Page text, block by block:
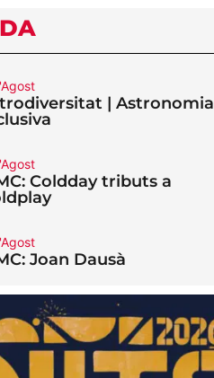
| Astronomia
Coldday tributs a
Joan Dausà